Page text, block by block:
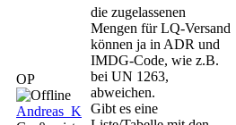
OP
Andreas_K
die zugelassenen
Mengen für LQ-Versand
können ja in ADR und
IMDG-Code, wie z.B.
bei UN 1263,
abweichen.
Gibt es eine